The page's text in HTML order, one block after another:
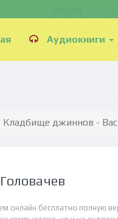
Аудиокниги
Кладбище джиннов -
онлайн бесплатно полную